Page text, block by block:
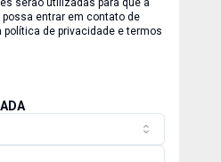
serão utilizadas para que a
entrar em contato de
política de privacidade e termos